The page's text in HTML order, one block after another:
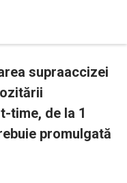
supraaccizei
time, de la 1
promulgată